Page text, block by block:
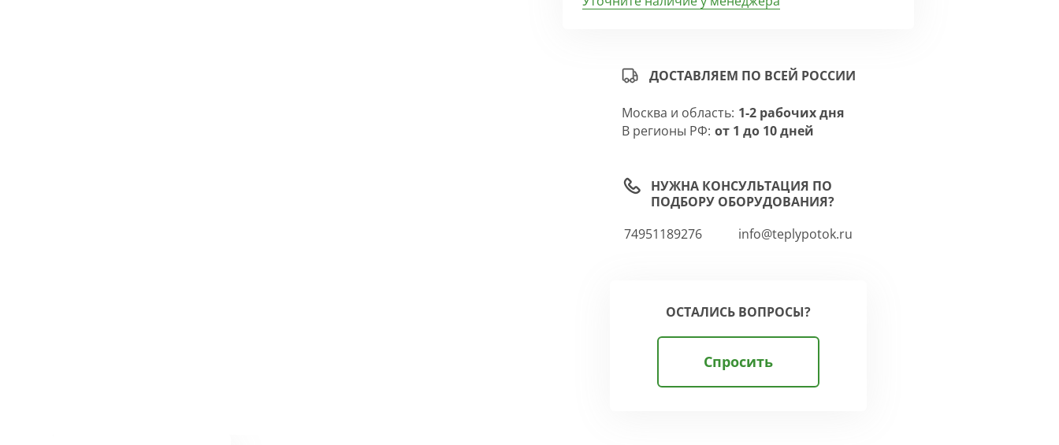
ДОСТАВЛЯЕМ ПО ВСЕЙ РОССИИ
Москва и область: 1-2 рабочих дня
В регионы РФ: от 1 до 10 дней
НУЖНА КОНСУЛЬТАЦИЯ ПО
ПОДБОРУ ОБОРУДОВАНИЯ?
74951189276
info@teplypotok.ru
ОСТАЛИСЬ ВОПРОСЫ?
Спросить